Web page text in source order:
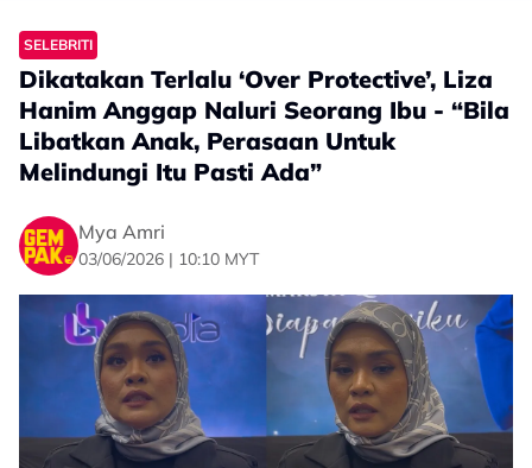
SELEBRITI
Dikatakan Terlalu ‘Over Protective’, Liza
Hanim Anggap Naluri Seorang Ibu - “Bila
Libatkan Anak, Perasaan Untuk
Melindungi Itu Pasti Ada”
Mya Amri
03/06/2026 | 10:10 MYT